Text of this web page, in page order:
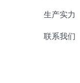
生产实力
联系我们